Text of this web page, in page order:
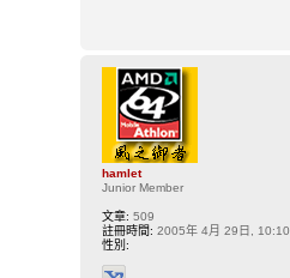
hamlet
Junior Member
文章: 509
註冊時間: 2005年 4月 29日, 10:10
性別: